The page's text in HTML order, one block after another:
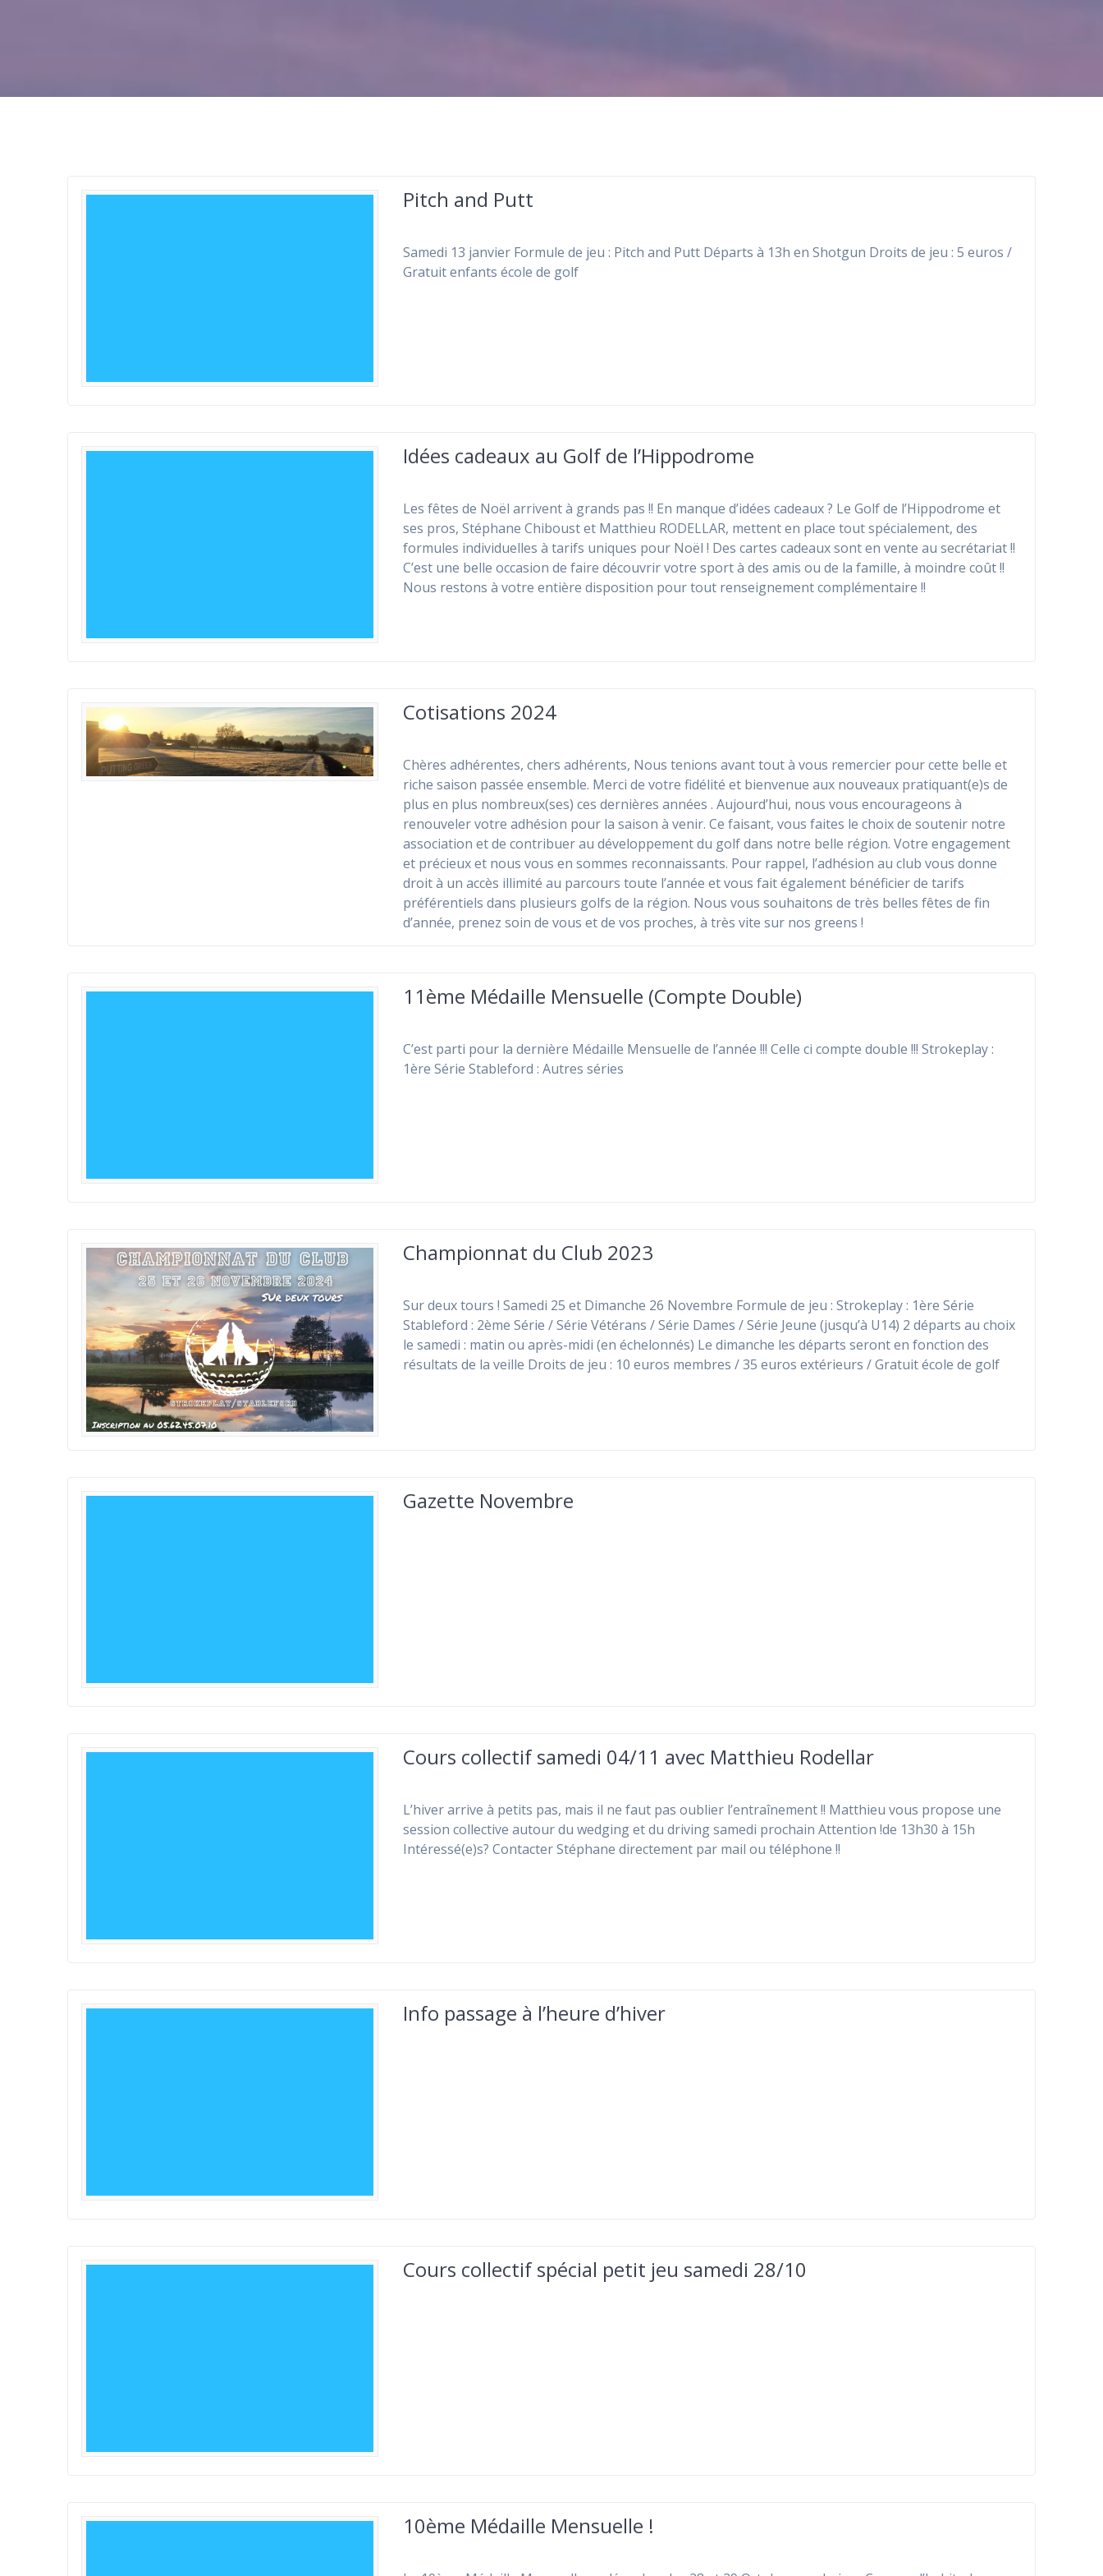
Pitch and Putt
Samedi 13 janvier Formule de jeu : Pitch and Putt Départs à 13h en Shotgun Droits de jeu : 5 euros /
Gratuit enfants école de golf
Idées cadeaux au Golf de l’Hippodrome
Les fêtes de Noël arrivent à grands pas !! En manque d’idées cadeaux ? Le Golf de l’Hippodrome et
ses pros, Stéphane Chiboust et Matthieu RODELLAR, mettent en place tout spécialement, des
formules individuelles à tarifs uniques pour Noël ! Des cartes cadeaux sont en vente au secrétariat !!
C’est une belle occasion de faire découvrir votre sport à des amis ou de la famille, à moindre coût !!
Nous restons à votre entière disposition pour tout renseignement complémentaire !!
Cotisations 2024
Chères adhérentes, chers adhérents, Nous tenions avant tout à vous remercier pour cette belle et
riche saison passée ensemble. Merci de votre fidélité et bienvenue aux nouveaux pratiquant(e)s de
plus en plus nombreux(ses) ces dernières années . Aujourd’hui, nous vous encourageons à
renouveler votre adhésion pour la saison à venir. Ce faisant, vous faites le choix de soutenir notre
association et de contribuer au développement du golf dans notre belle région. Votre engagement
et précieux et nous vous en sommes reconnaissants. Pour rappel, l’adhésion au club vous donne
droit à un accès illimité au parcours toute l’année et vous fait également bénéficier de tarifs
préférentiels dans plusieurs golfs de la région. Nous vous souhaitons de très belles fêtes de fin
d’année, prenez soin de vous et de vos proches, à très vite sur nos greens !
11ème Médaille Mensuelle (Compte Double)
C’est parti pour la dernière Médaille Mensuelle de l’année !!! Celle ci compte double !!! Strokeplay :
1ère Série Stableford : Autres séries
Championnat du Club 2023
Sur deux tours ! Samedi 25 et Dimanche 26 Novembre Formule de jeu : Strokeplay : 1ère Série
Stableford : 2ème Série / Série Vétérans / Série Dames / Série Jeune (jusqu’à U14) 2 départs au choix
le samedi : matin ou après-midi (en échelonnés) Le dimanche les départs seront en fonction des
résultats de la veille Droits de jeu : 10 euros membres / 35 euros extérieurs / Gratuit école de golf
Gazette Novembre
Cours collectif samedi 04/11 avec Matthieu Rodellar
L’hiver arrive à petits pas, mais il ne faut pas oublier l’entraînement !! Matthieu vous propose une
session collective autour du wedging et du driving samedi prochain Attention !de 13h30 à 15h
Intéressé(e)s? Contacter Stéphane directement par mail ou téléphone !!
Info passage à l’heure d’hiver
Cours collectif spécial petit jeu samedi 28/10
10ème Médaille Mensuelle !